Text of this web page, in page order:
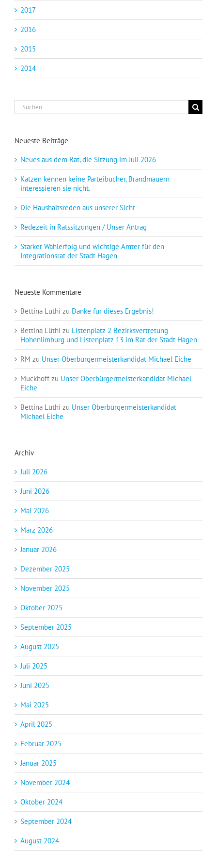
2017
2016
2015
2014
Suche
nach:
Neueste Beiträge
Neues aus dem Rat, die Sitzung im Juli 2026
Katzen kennen keine Parteibücher, Brandmauern
interessieren sie nicht.
Die Haushaltsreden aus unserer Sicht
Redezeit in Ratssitzungen / Unser Antrag
Starker Wahlerfolg und wichtige Ämter für den
Integrationsrat der Stadt Hagen
Neueste Kommentare
Bettina Lüthi zu Danke für dieses Ergebnis!
Bettina Lüthi zu Listenplatz 2 Bezirksvertretung
Hohenlimburg und Listenplatz 13 im Rat der Stadt Hagen
RM zu Unser Oberbürgermeisterkandidat Michael Eiche
Muckhoff zu Unser Oberbürgermeisterkandidat Michael
Eiche
Bettina Lüthi zu Unser Oberbürgermeisterkandidat
Michael Eiche
Archiv
Juli 2026
Juni 2026
Mai 2026
März 2026
Januar 2026
Dezember 2025
November 2025
Oktober 2025
September 2025
August 2025
Juli 2025
Juni 2025
Mai 2025
April 2025
Februar 2025
Januar 2025
November 2024
Oktober 2024
September 2024
August 2024